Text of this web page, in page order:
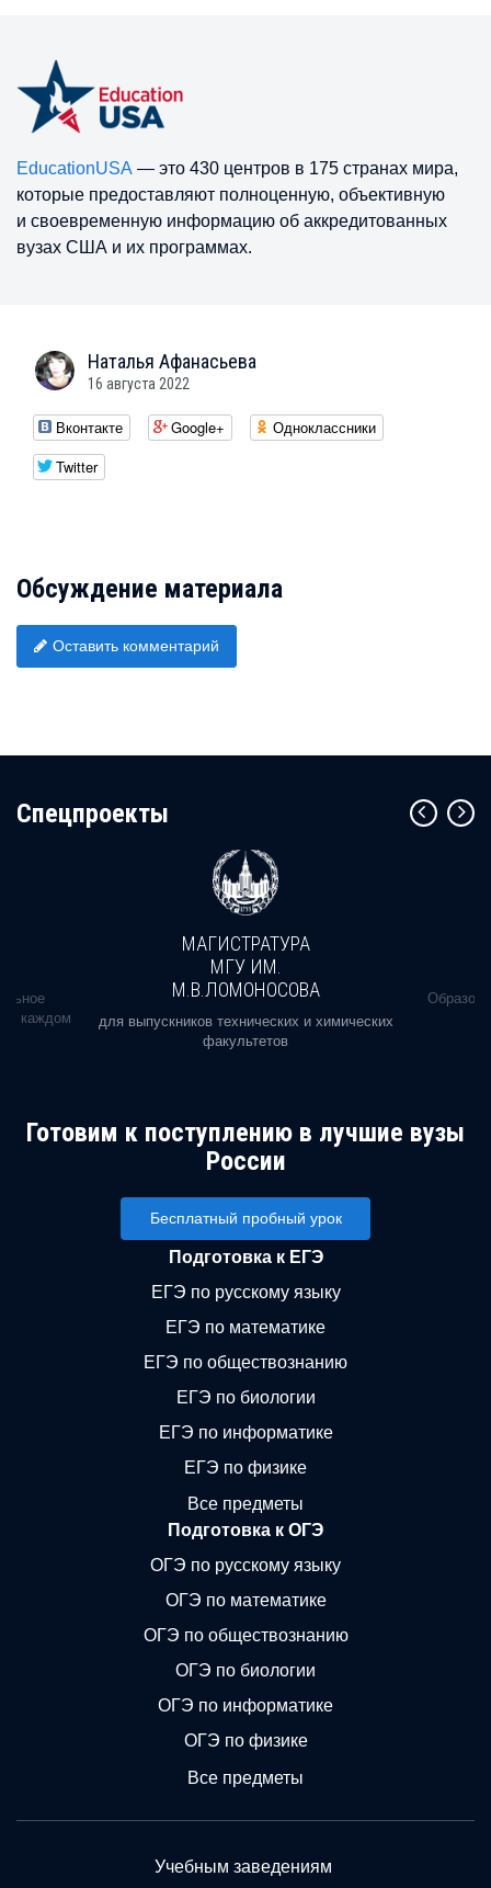
EducationUSA — это 430 центров в 175 странах мира,
которые предоставляют полноценную, объективную
и своевременную информацию об аккредитованных
вузах США и их программах.
Наталья Афанасьева
16 августа 2022
Вконтакте Google+
Одноклассники
Twitter
Обсуждение материала
Оставить комментарий
Cпецпроекты
в каждом
МАГИСТРАТУРА
МГУ ИМ.
М.В.ЛОМОНОСОВА
для выпускников технических и химических
факультетов
Готовим к поступлению в лучшие вузы
России
Бесплатный пробный урок
Подготовка к ЕГЭ
ЕГЭ по русскому языку
ЕГЭ по математике
ЕГЭ по обществознанию
ЕГЭ по биологии
ЕГЭ по информатике
ЕГЭ по физике
Все предметы
Подготовка к ОГЭ
ОГЭ по русскому языку
ОГЭ по математике
ОГЭ по обществознанию
ОГЭ по биологии
ОГЭ по информатике
ОГЭ по физике
Все предметы
Учебным заведениям